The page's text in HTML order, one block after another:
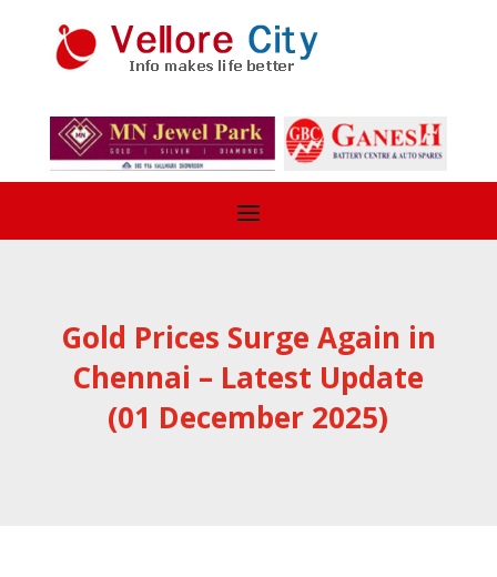
Gold Prices Surge Again in
Chennai – Latest Update
(01 December 2025)